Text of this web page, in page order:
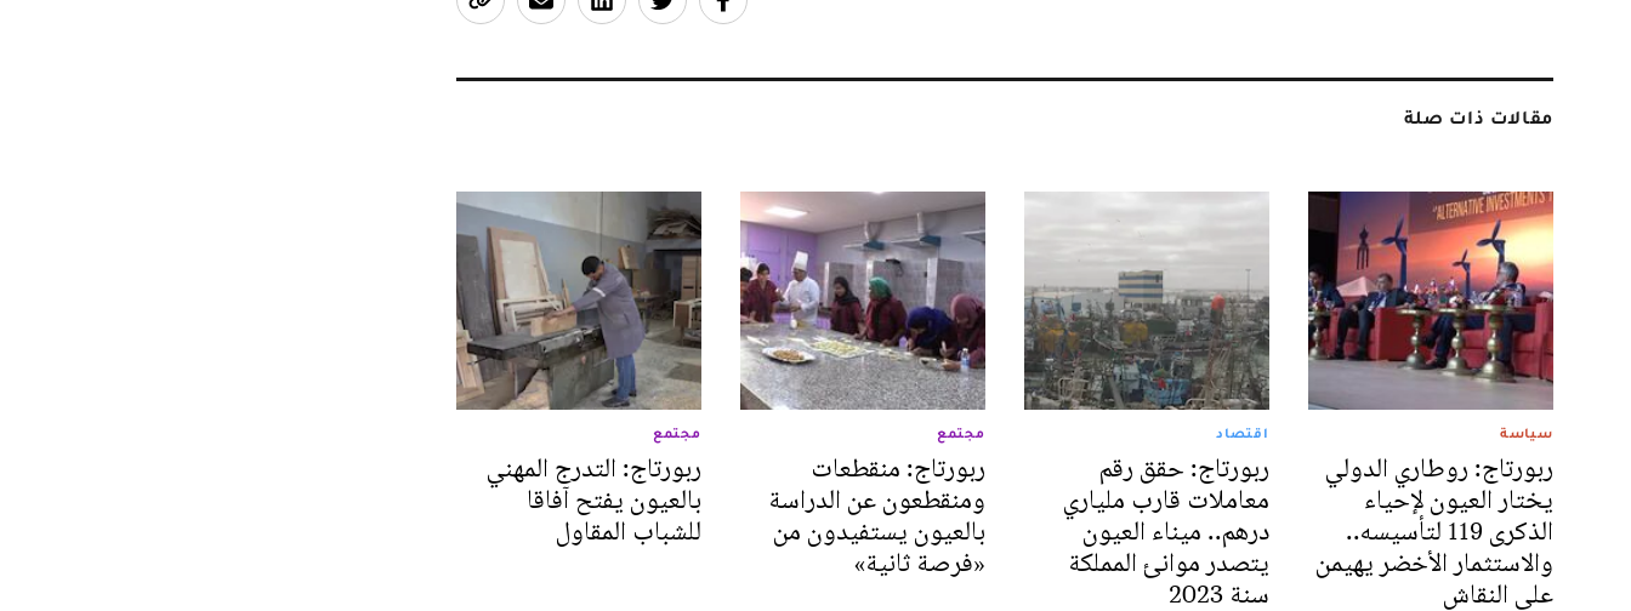
مقالات ذات صلة
سياسة
ربورتاج: روطاري الدولي
يختار العيون لإحياء
الذكرى 119 لتأسيسه..
والاستثمار الأخضر يهيمن
على النقاش
اقتصاد
ربورتاج: حقق رقم
معاملات قارب ملياري
درهم.. ميناء العيون
يتصدر موانئ المملكة
سنة 2023
مجتمع
ربورتاج: منقطعات
ومنقطعون عن الدراسة
بالعيون يستفيدون من
«فرصة ثانية»‎
مجتمع
ربورتاج: التدرج المهني
بالعيون يفتح آفاقا
للشباب المقاول‎